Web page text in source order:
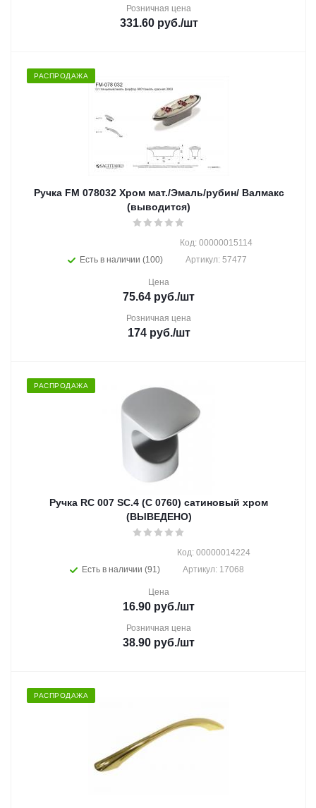
Розничная цена
331.60руб./шт
РАСПРОДАЖА
Ручка FM 078032 Хром мат./Эмаль/рубин/ Валмакс
(выводится)
Есть в наличии (100)
Код: 00000015114
Артикул: 57477
Цена
75.64 руб./шт
Розничная цена
174руб./шт
РАСПРОДАЖА
Ручка RC 007 SC.4 (C 0760) сатиновый хром
(ВЫВЕДЕНО)
Есть в наличии (91)
Код: 00000014224
Артикул: 17068
Цена
16.90 руб./шт
Розничная цена
38.90 руб./шт
РАСПРОДАЖА